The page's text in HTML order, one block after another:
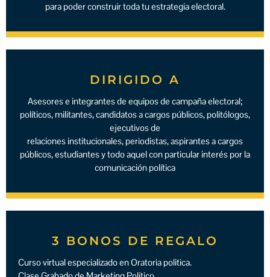
para poder construir toda tu estrategia electoral.
DIRIGIDO A
Asesores e integrantes de equipos de campaña electoral;
políticos, militantes, candidatos a cargos públicos, politólogos,
ejecutivos de
relaciones institucionales, periodistas, aspirantes a cargos
públicos, estudiantes y todo aquel con particular interés por la
comunicación política
3 BONOS DE REGALO
Curso virtual especializado en Oratoria politica.